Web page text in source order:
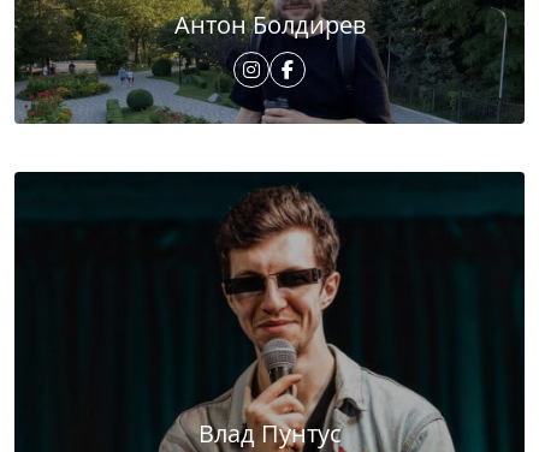
Антон Болдирев
Влад Пунтус